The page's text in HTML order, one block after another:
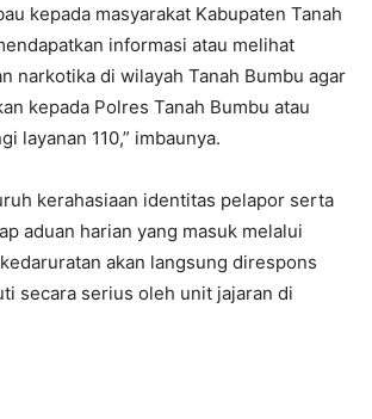
kepada masyarakat Kabupaten Tanah
informasi atau melihat
narkotika di wilayah Tanah Bumbu agar
kepada Polres Tanah Bumbu atau
layanan 110,” imbaunya.
kerahasiaan identitas pelapor serta
aduan harian yang masuk melalui
akan langsung direspons
secara serius oleh unit jajaran di